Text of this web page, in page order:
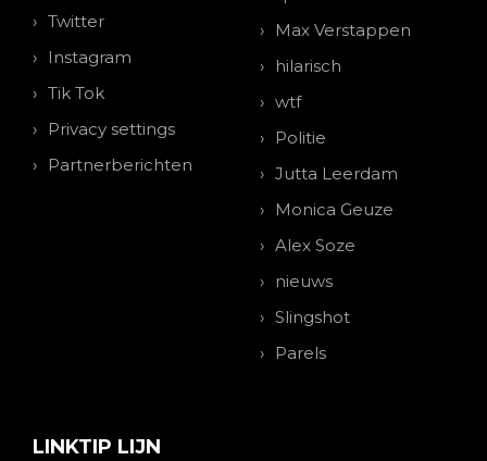
Twitter
Instagram
Tik Tok
Privacy settings
Partnerberichten
Max Verstappen
hilarisch
wtf
Politie
Jutta Leerdam
Monica Geuze
Alex Soze
nieuws
Slingshot
Parels
LINKTIP LIJN